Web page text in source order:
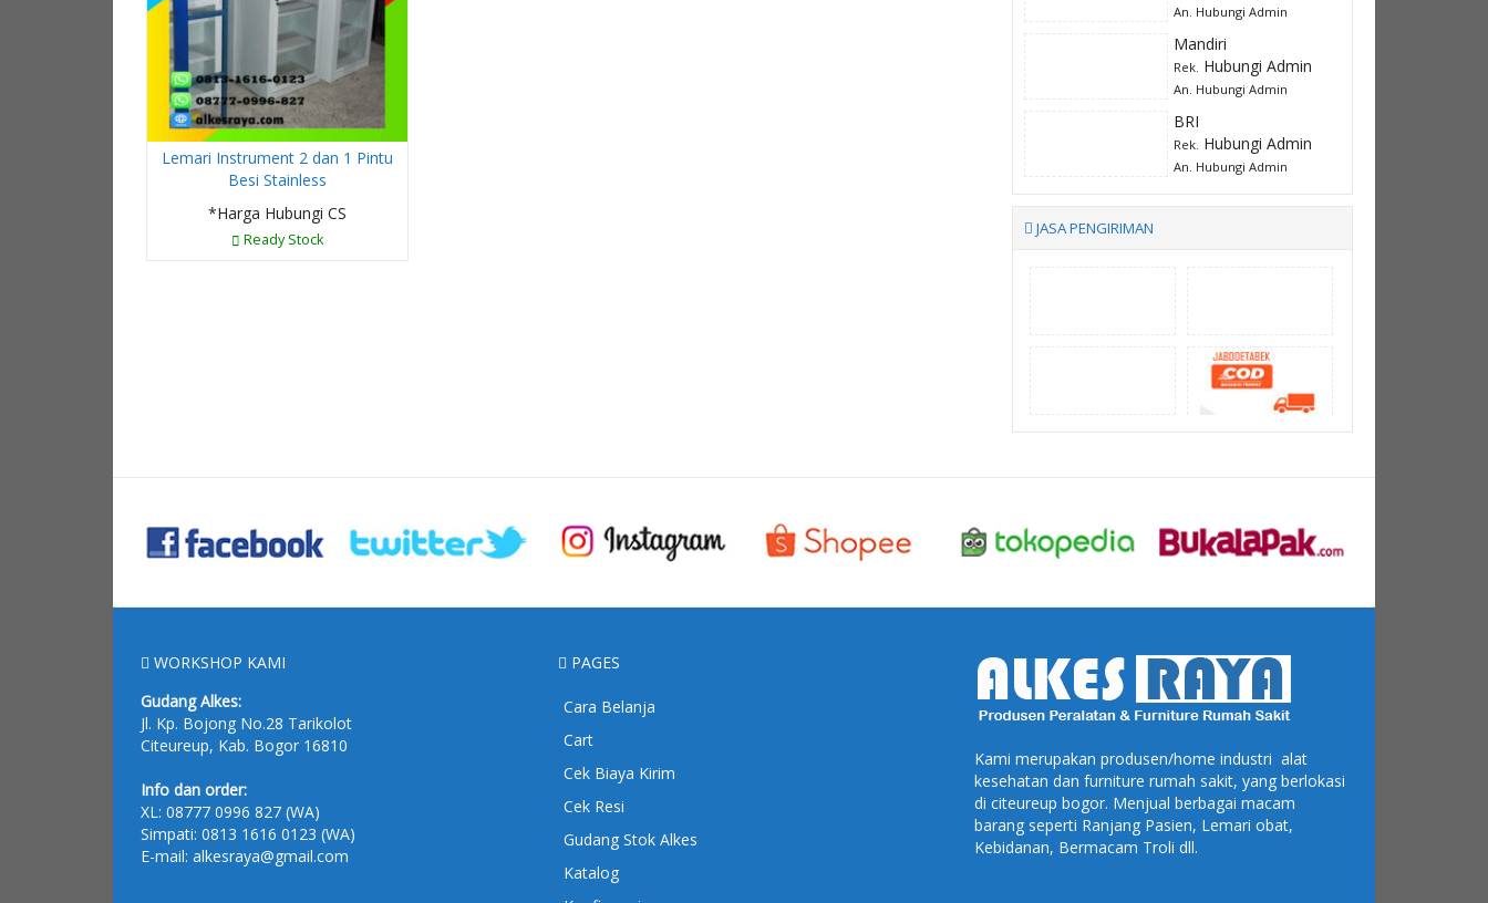
Lemari Instrument 2 dan 1 Pintu
Besi Stainless
*Harga Hubungi CS
Ready Stock
An. Hubungi Admin
Mandiri
Rek. Hubungi Admin
An. Hubungi Admin
BRI
Rek. Hubungi Admin
An. Hubungi Admin
JASA PENGIRIMAN
WORKSHOP KAMI
Gudang Alkes:
Jl. Kp. Bojong No.28 Tarikolot
Citeureup, Kab. Bogor 16810
Info dan order:
XL: 08777 0996 827 (WA)
Simpati: 0813 1616 0123 (WA)
E-mail: alkesraya@gmail.com
PAGES
Cara Belanja
Cart
Cek Biaya Kirim
Cek Resi
Gudang Stok Alkes
Katalog
Kami merupakan produsen/home industri alat
kesehatan dan furniture rumah sakit, yang berlokasi
di citeureup bogor. Menjual berbagai macam
barang seperti Ranjang Pasien, Lemari obat,
Kebidanan, Bermacam Troli dll.